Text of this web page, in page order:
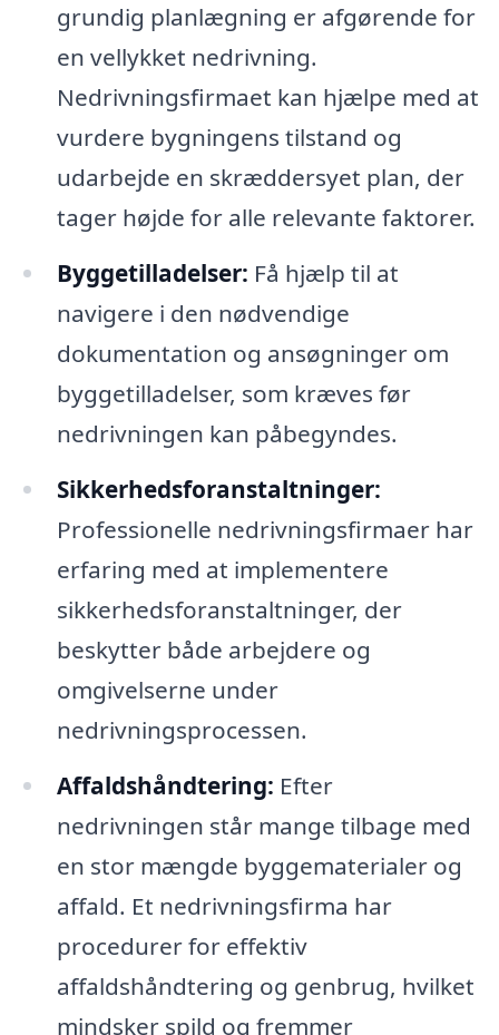
grundig planlægning er afgørende for
en vellykket nedrivning.
Nedrivningsfirmaet kan hjælpe med at
vurdere bygningens tilstand og
udarbejde en skræddersyet plan, der
tager højde for alle relevante faktorer.
Byggetilladelser: Få hjælp til at
navigere i den nødvendige
dokumentation og ansøgninger om
byggetilladelser, som kræves før
nedrivningen kan påbegyndes.
Sikkerhedsforanstaltninger:
Professionelle nedrivningsfirmaer har
erfaring med at implementere
sikkerhedsforanstaltninger, der
beskytter både arbejdere og
omgivelserne under
nedrivningsprocessen.
Affaldshåndtering: Efter
nedrivningen står mange tilbage med
en stor mængde byggematerialer og
affald. Et nedrivningsfirma har
procedurer for effektiv
affaldshåndtering og genbrug, hvilket
mindsker spild og fremmer